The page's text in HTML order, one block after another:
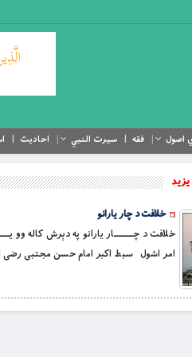
اصول فقه سیرت النبي احادیث
یزید
خلافت د چار یارانو
خلافت د چــــــــار يارانو په دېرش کاله
امر اشول سبط اكبر امام حسن مجتبى رضى الله عنه پر ( 50 ) هجري كال د يوې طرحې له مخې